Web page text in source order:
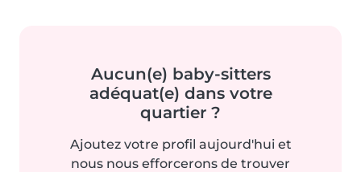
Aucun(e) baby-sitters
adéquat(e) dans votre
quartier ?
Ajoutez votre profil aujourd'hui et
nous nous efforcerons de trouver